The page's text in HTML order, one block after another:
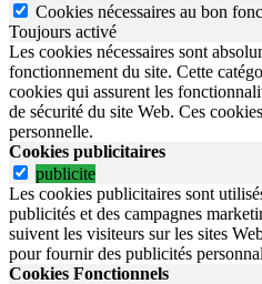
Cookies nécessaires au bon
Toujours activé
Les cookies nécessaires sont
fonctionnement du site. Cette
cookies qui assurent les
de sécurité du site Web. Ces
personnelle.
Cookies publicitaires
publicite
Les cookies publicitaires sont
publicités et des campagnes
suivent les visiteurs sur les sites
pour fournir des publicités
Cookies Fonctionnels